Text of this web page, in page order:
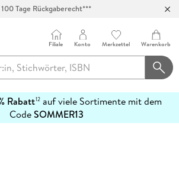
100 Tage Rückgaberecht***
Filiale Konto Merkzettel Warenkorb
Rabatt12auf viele Sortimente mit dem
CodeSOMMER13